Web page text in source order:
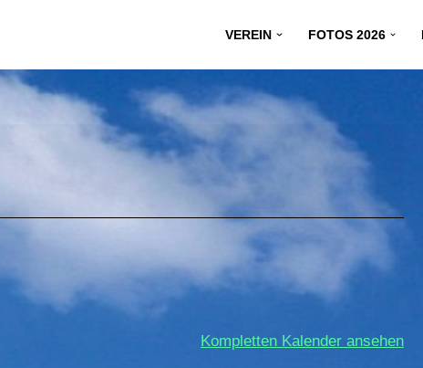
VEREIN FOTOS 2026
Kompletten Kalender ansehen